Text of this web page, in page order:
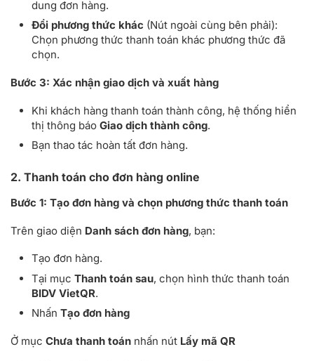
dung đơn hàng.
Đổi phương thức khác (Nút ngoài cùng bên phải):
Chọn phương thức thanh toán khác phương thức đã
chọn.
Bước 3: Xác nhận giao dịch và xuất hàng
Khi khách hàng thanh toán thành công, hệ thống hiển
thị thông báo Giao dịch thành công.
Bạn thao tác hoàn tất đơn hàng.
2. Thanh toán cho đơn hàng online
Bước 1: Tạo đơn hàng và chọn phương thức thanh toán
Trên giao diện Danh sách đơn hàng, bạn:
Tạo đơn hàng.
Tại mục Thanh toán sau, chọn hình thức thanh toán
BIDV VietQR.
Nhấn Tạo đơn hàng
Ở mục Chưa thanh toán nhấn nút Lấy mã QR